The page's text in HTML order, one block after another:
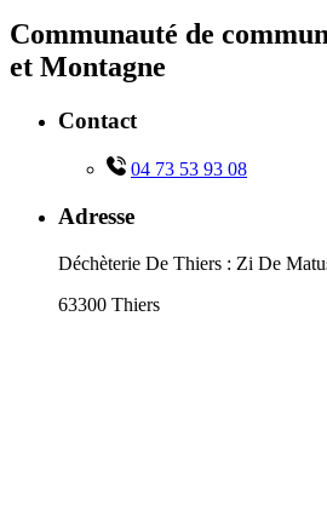
Communauté de
et Montagne
Contact
04 73 53 93 08
Adresse
Déchèterie De Thiers : Zi De
63300 Thiers